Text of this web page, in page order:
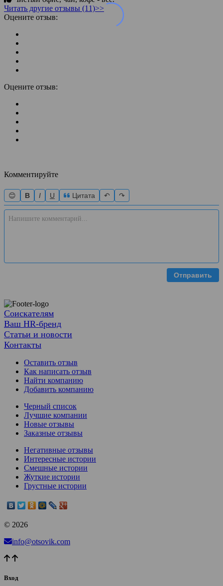
Читать другие отзывы (11)>>
Оцените отзыв:
Оцените отзыв:
Комментируйте
😊 B I U Цитата ↶ ↷
Отправить
Соискателям
Ваш HR-бренд
Статьи и новости
Контакты
Оставить отзыв
Как написать отзыв
Найти компанию
Добавить компанию
Черный список
Лучшие компании
Новые отзывы
Заказные отзывы
Негативные отзывы
Интересные истории
Смешные истории
Жуткие истории
Грустные истории
© 2026
info@otsovik.com
Вход